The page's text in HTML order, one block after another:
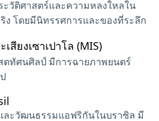
ติศาสตร์และความหลงใหลใน
ง โดยมีนิทรรศการและของที่ระลึก
ยงเซาเปาโล (MIS)
ทัศนศิลป์ มีการฉายภาพยนตร์
ะวัฒนธรรมแอฟริกันในบราซิล มี